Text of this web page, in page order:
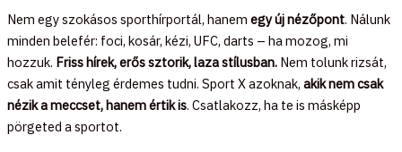
Nem egy szokásos sporthírportál, hanem egy új nézőpont. Nálunk
minden belefér: foci, kosár, kézi, UFC, darts – ha mozog, mi
hozzuk. Friss hírek, erős sztorik, laza stílusban. Nem tolunk rizsát,
csak amit tényleg érdemes tudni. Sport X azoknak, akik nem csak
nézik a meccset, hanem értik is. Csatlakozz, ha te is másképp
pörgeted a sportot.